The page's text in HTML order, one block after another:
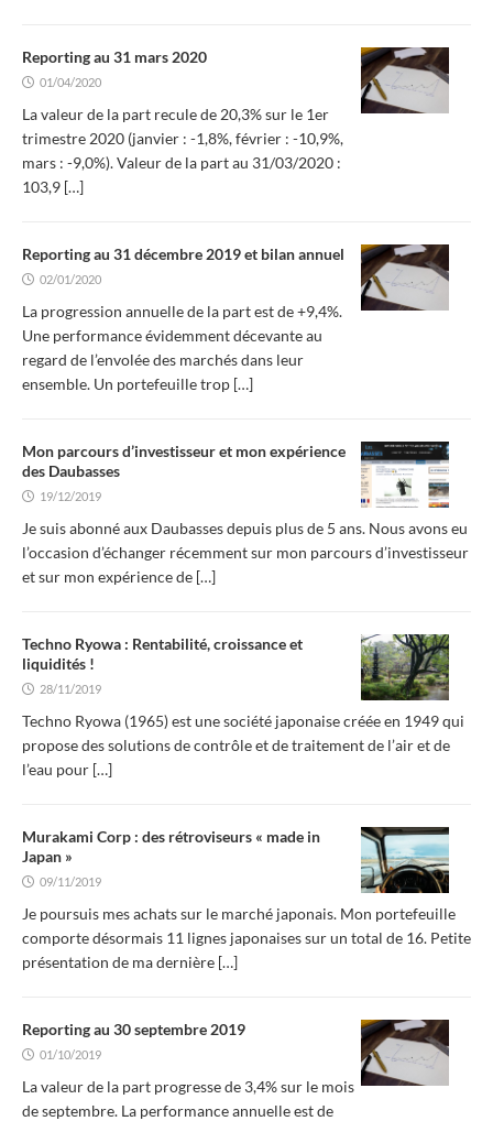
Reporting au 31 mars 2020
01/04/2020
La valeur de la part recule de 20,3% sur le 1er
trimestre 2020 (janvier : -1,8%, février : -10,9%,
mars : -9,0%). Valeur de la part au 31/03/2020 :
103,9 […]
Reporting au 31 décembre 2019 et bilan annuel
02/01/2020
La progression annuelle de la part est de +9,4%.
Une performance évidemment décevante au
regard de l’envolée des marchés dans leur
ensemble. Un portefeuille trop […]
Mon parcours d’investisseur et mon expérience
des Daubasses
19/12/2019
Je suis abonné aux Daubasses depuis plus de 5 ans. Nous avons eu
l’occasion d’échanger récemment sur mon parcours d’investisseur
et sur mon expérience de […]
Techno Ryowa : Rentabilité, croissance et
liquidités !
28/11/2019
Techno Ryowa (1965) est une société japonaise créée en 1949 qui
propose des solutions de contrôle et de traitement de l’air et de
l’eau pour […]
Murakami Corp : des rétroviseurs « made in
Japan »
09/11/2019
Je poursuis mes achats sur le marché japonais. Mon portefeuille
comporte désormais 11 lignes japonaises sur un total de 16. Petite
présentation de ma dernière […]
Reporting au 30 septembre 2019
01/10/2019
La valeur de la part progresse de 3,4% sur le mois
de septembre. La performance annuelle est de